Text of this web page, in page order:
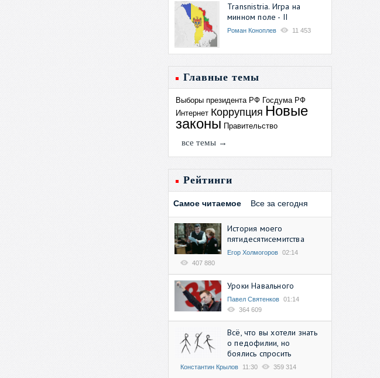
Transnistria. Игра на
минном поле - II
Роман Коноплев 11 453
Главные темы
Выборы президента РФ Госдума РФ
Интернет Коррупция Новые
законы Правительство
все темы →
Рейтинги
Самое читаемое Все за сегодня
История моего
пятидесятисемитства
Егор Холмогоров 02:14
407 880
Уроки Навального
Павел Святенков 01:14
364 609
Всё, что вы хотели знать
о педофилии, но
боялись спросить
Константин Крылов 11:30 359 314